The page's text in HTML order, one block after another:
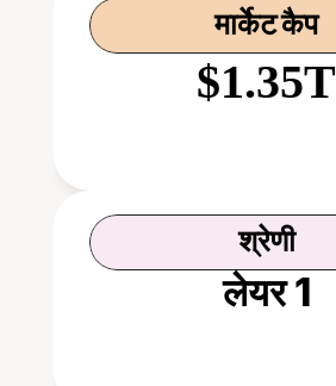
मार्केट कैप
$1.35T
श्रेणी
लेयर 1